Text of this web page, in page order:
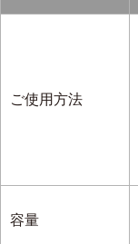
ご使用方法
容量